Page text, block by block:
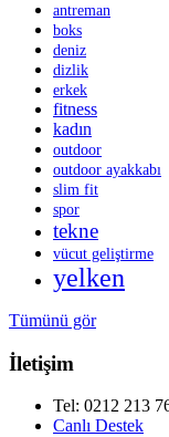
antreman
boks
deniz
dizlik
erkek
fitness
kadın
outdoor
outdoor ayakkabı
slim fit
spor
tekne
vücut geliştirme
yelken
Tümünü gör
İletişim
Tel: 0212 213
Canlı Destek